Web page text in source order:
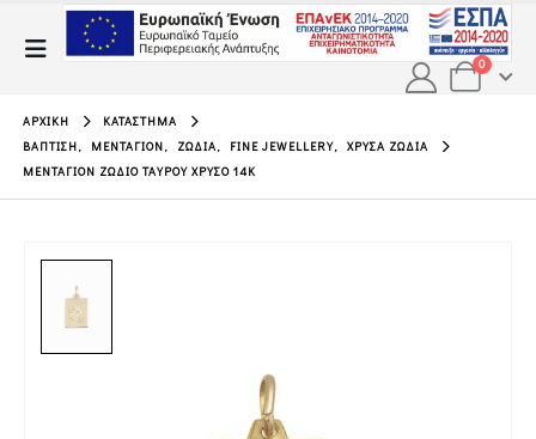
0
ΑΡΧΙΚΉ
ΚΑΤΆΣΤΗΜΑ
ΒΆΠΤΙΣΗ, ΜΕΝΤΑΓΙΌΝ, ΖΏΔΙΑ, FINE JEWELLERY,
ΧΡΥΣΆ ΖΏΔΙΑ
ΜΕΝΤΑΓΙΌΝ ΖΏΔΙΟ ΤΑΎΡΟΥ ΧΡΥΣΌ 14Κ